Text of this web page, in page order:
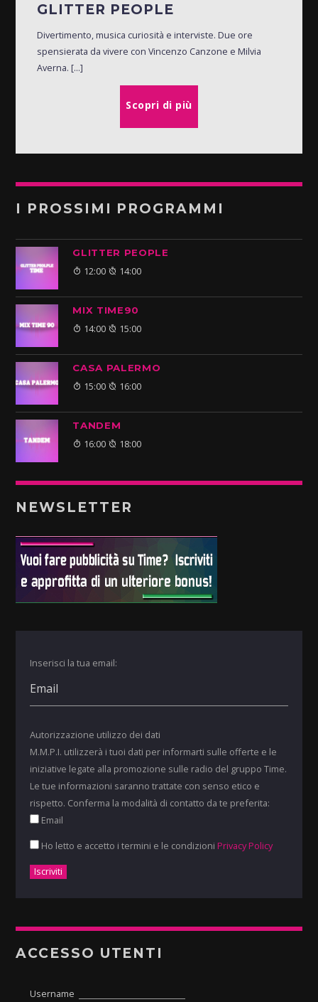
GLITTER PEOPLE
Divertimento, musica curiosità e interviste. Due ore
spensierata da vivere con Vincenzo Canzone e Milvia
Averna. [...]
Scopri di più
I PROSSIMI PROGRAMMI
GLITTER PEOPLE
12:00 14:00
MIX TIME90
14:00 15:00
CASA PALERMO
15:00 16:00
TANDEM
16:00 18:00
NEWSLETTER
Inserisci la tua email:
Autorizzazione utilizzo dei dati
M.M.P.I. utilizzerà i tuoi dati per informarti sulle offerte e le
iniziative legate alla promozione sulle radio del gruppo Time.
Le tue informazioni saranno trattate con senso etico e
rispetto. Conferma la modalità di contatto da te preferita:
Email
Ho letto e accetto i termini e le condizioni Privacy Policy
ACCESSO UTENTI
Username